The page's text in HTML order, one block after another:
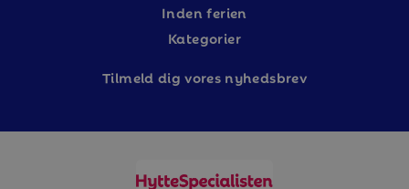
Inden ferien
Kategorier
Tilmeld dig vores nyhedsbrev